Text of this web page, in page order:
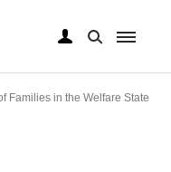
Families in the Welfare State